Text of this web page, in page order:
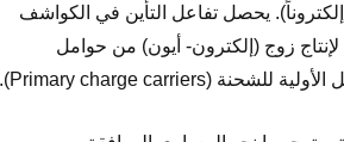
يحصل تفاعل التأين في الكواشف
زوج (إلكترون- أيون) من حوامل